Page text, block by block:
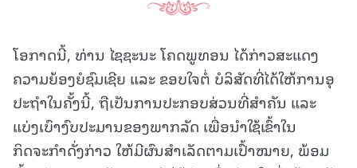
ໂອກາດນີ້, ທ່ານ ໄຊຊະນະ ໂຄດພູທອນ ໄດ້ກ່າວສະແດງ
ຄວາມຍ້ອງຍໍຊົມເຊີຍ ແລະ ຂອບໃຈຕໍ່ ບໍລິສັດທີ່ໄດ້ໃຫ້ການອຸ
ປະຖໍາໃນຄັ້ງນີ້, ຖືເປັນການປະກອບສ່ວນທີ່ສຳຄັນ ແລະ
ແບ່ງເບົາງົບປະມານຂອງພາກລັດ ເພື່ອນໍາໃຊ້ເຂົ້າໃນ
ກິດຈະກຳດັ່ງກ່າວ ໃຫ້ມີຜົນສໍາເລັດຕາມເປົ້າໝາຍ, ພ້ອມ